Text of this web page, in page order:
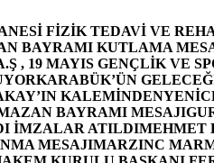
FİZİK TEDAVİ VE
BAYRAMI KUTLAMA
, 19 MAYIS GENÇLİK VE
KARABÜK’ÜN
KALEMİNDEN
BAYRAMI MESAJI
İMZALAR ATILDIMEHMET
MESAJIMARZINC